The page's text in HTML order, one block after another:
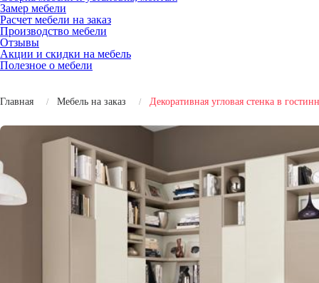
Замер мебели
Расчет мебели на заказ
Производство мебели
Отзывы
Акции и скидки на мебель
Полезное о мебели
Главная Мебель на заказ Декоративная угловая стенка в